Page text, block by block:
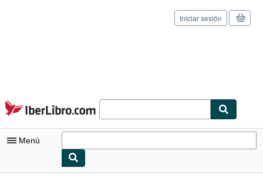
Pasar al contenido principal
IberLibro.com
Iniciar sesión
Menú